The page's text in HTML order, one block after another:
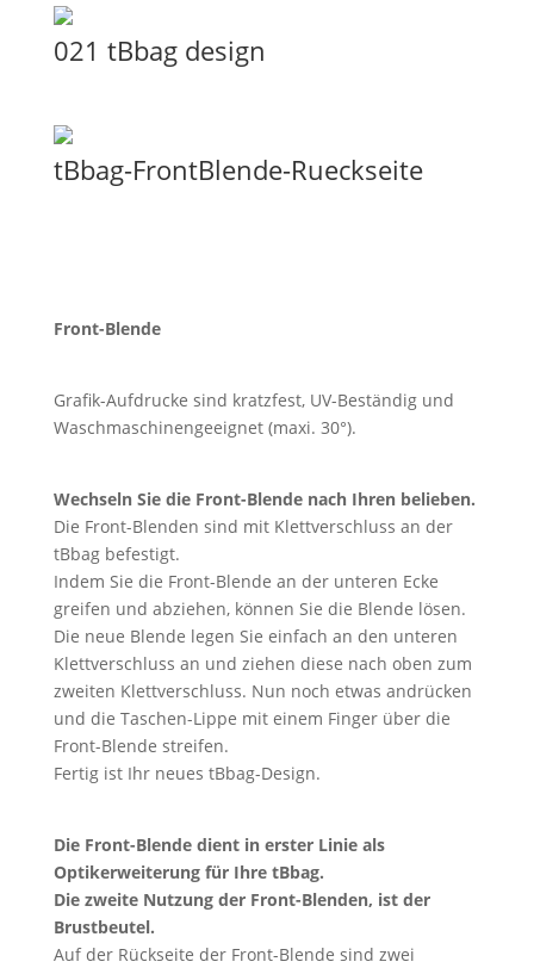
021 tBbag design
tBbag-FrontBlende-Rueckseite
Front-Blende
Grafik-Aufdrucke sind kratzfest, UV-Beständig und
Waschmaschinengeeignet (maxi. 30°).
Wechseln Sie die Front-Blende nach Ihren belieben.
Die Front-Blenden sind mit Klettverschluss an der
tBbag befestigt.
Indem Sie die Front-Blende an der unteren Ecke
greifen und abziehen, können Sie die Blende lösen.
Die neue Blende legen Sie einfach an den unteren
Klettverschluss an und ziehen diese nach oben zum
zweiten Klettverschluss. Nun noch etwas andrücken
und die Taschen-Lippe mit einem Finger über die
Front-Blende streifen.
Fertig ist Ihr neues tBbag-Design.
Die Front-Blende dient in erster Linie als
Optikerweiterung für Ihre tBbag.
Die zweite Nutzung der Front-Blenden, ist der
Brustbeutel.
Auf der Rückseite der Front-Blende sind zwei